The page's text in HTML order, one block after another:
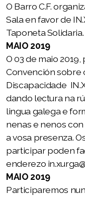
O Barro C.F.
Sala en favor de
Taponeta
MAIO 2019
O 03 de maio
Convención sobre
Discapacidade
dando lectura na
lingua galega e
nenas e nenos
a vosa presenza.
participar poden
enderezo
MAIO 2019
Participaremos
IV Congreso
V Congreso
VI Congreso
VII Congreso
VIII Congreso
IX Congreso
I Xornadas
con Discapacidade